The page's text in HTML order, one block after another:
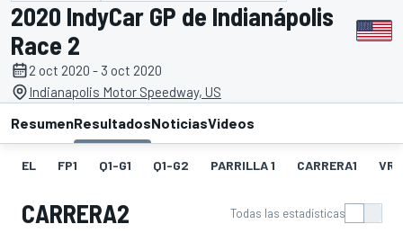
2020 IndyCar GP de Indianápolis
Race 2
2 oct 2020 - 3 oct 2020
Indianapolis Motor Speedway, US
ResumenResultadosNoticiasVideos
EL FP1 Q1-G1 Q1-G2 PARRILLA 1 CARRERA1 VR1
CARRERA2 Todas las estadísticas